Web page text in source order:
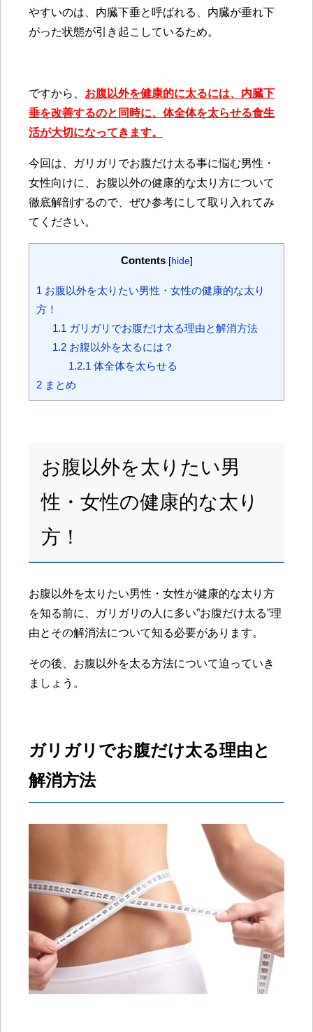
やすいのは、内臓下垂と呼ばれる、内臓が垂れ下
がった状態が引き起こしているため。
ですから、 お腹以外を健康的に太るには、内臓下
垂を改善するのと同時に、体全体を太らせる食生
活が大切になってきます。
今回は、ガリガリでお腹だけ太る事に悩む男性・
女性向けに、お腹以外の健康的な太り方について
徹底解剖するので、ぜひ参考にして取り入れてみ
てください。
Contents [hide]
1 お腹以外を太りたい男性・女性の健康的な太り
方！
1.1 ガリガリでお腹だけ太る理由と解消方法
1.2お腹以外を太るには？
1.2.1 体全体を太らせる
2 まとめ
お腹以外を太りたい男
性・女性の健康的な太り
方！
お腹以外を太りたい男性・女性が健康的な太り方
を知る前に、ガリガリの人に多い”お腹だけ太る”理
由とその解消法について知る必要があります。
その後、お腹以外を太る方法について迫っていき
ましょう。
ガリガリでお腹だけ太る理由と
解消方法